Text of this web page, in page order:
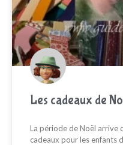
Les cadeaux de
La période de Noël arrive
cadeaux pour les enfants